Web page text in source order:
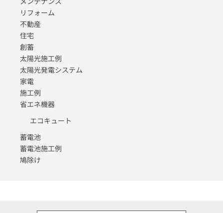
リフォーム
不動産
住宅
創蓄
太陽光施工例
太陽光発電システム
家電
施工例
省エネ機器
エコキュート
蓄電池
蓄電池施工例
鳩除け